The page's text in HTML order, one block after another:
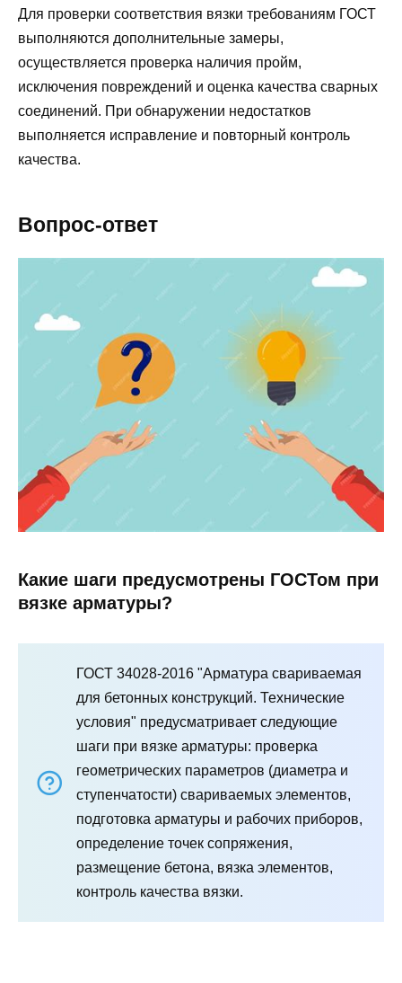
Для проверки соответствия вязки требованиям ГОСТ
выполняются дополнительные замеры,
осуществляется проверка наличия пройм,
исключения повреждений и оценка качества сварных
соединений. При обнаружении недостатков
выполняется исправление и повторный контроль
качества.
Вопрос-ответ
Какие шаги предусмотрены ГОСТом при
вязке арматуры?
ГОСТ 34028-2016 "Арматура свариваемая
для бетонных конструкций. Технические
условия" предусматривает следующие
шаги при вязке арматуры: проверка
геометрических параметров (диаметра и
ступенчатости) свариваемых элементов,
подготовка арматуры и рабочих приборов,
определение точек сопряжения,
размещение бетона, вязка элементов,
контроль качества вязки.